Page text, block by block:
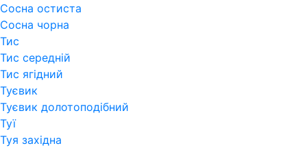
Сосна остиста
Сосна чорна
Тис
Тис середній
Тис ягідний
Туєвик
Туєвик долотоподібний
Туї
Туя західна